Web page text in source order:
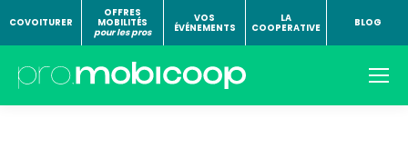
COVOITURER
OFFRES
MOBILITÉS
pour les pros
VOS
ÉVÉNEMENTS
LA
COOPERATIVE
BLOG